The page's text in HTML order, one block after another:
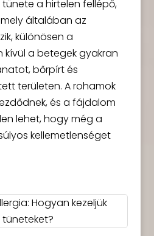
a hirtelen fellépő,
általában az
különösen a
kívül a betegek gyakran
bőrpírt és
területen. A rohamok
és a fájdalom
lehet, hogy még a
kellemetlenséget
Hogyan kezeljük
tüneteket?